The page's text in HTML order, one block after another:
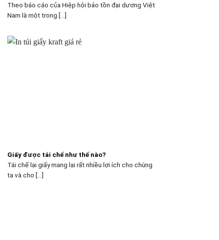
Theo báo cáo của Hiệp hội bảo tồn đại dương Việt
Nam là một trong [...]
Giấy được tái chế như thế nào?
Tái chế lại giấy mang lại rất nhiều lợi ích cho chúng
ta và cho [...]